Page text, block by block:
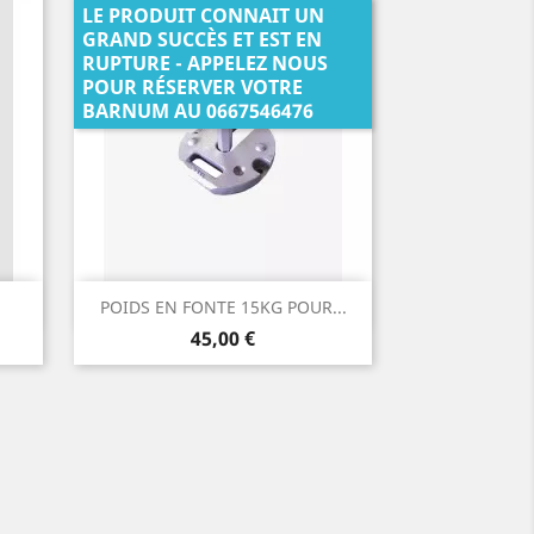
POIDS EN FONTE 15KG POUR...
Prix
45,00 €
LE PRODUIT CONNAIT UN
GRAND SUCCÈS ET EST EN
RUPTURE - APPELEZ NOUS
POUR RÉSERVER VOTRE
BARNUM AU 0667546476
Aperçu rapide